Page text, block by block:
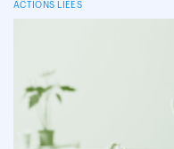
ACTIONS LIÉES